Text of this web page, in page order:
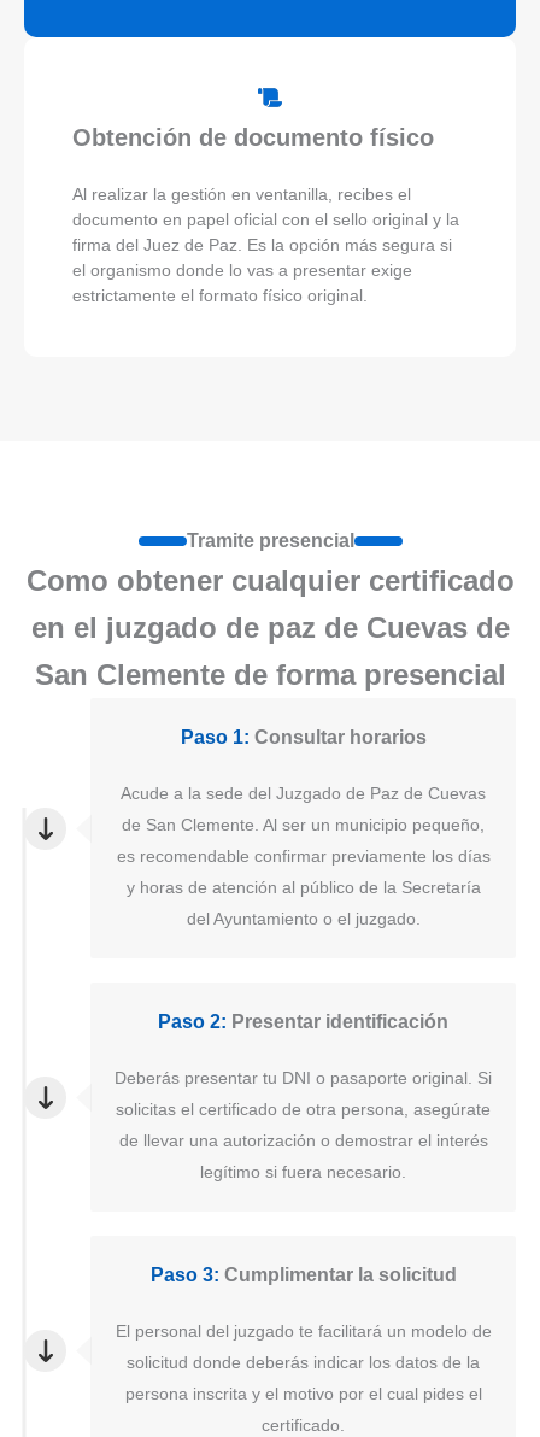
Obtención de documento físico
Al realizar la gestión en ventanilla, recibes el
documento en papel oficial con el sello original y la
firma del Juez de Paz. Es la opción más segura si
el organismo donde lo vas a presentar exige
estrictamente el formato físico original.
Tramite presencial
Como obtener cualquier certificado
en el juzgado de paz de Cuevas de
San Clemente de forma presencial
Paso 1: Consultar horarios
Acude a la sede del Juzgado de Paz de Cuevas
de San Clemente. Al ser un municipio pequeño,
es recomendable confirmar previamente los días
y horas de atención al público de la Secretaría
del Ayuntamiento o el juzgado.
Paso 2: Presentar identificación
Deberás presentar tu DNI o pasaporte original. Si
solicitas el certificado de otra persona, asegúrate
de llevar una autorización o demostrar el interés
legítimo si fuera necesario.
Paso 3: Cumplimentar la solicitud
El personal del juzgado te facilitará un modelo de
solicitud donde deberás indicar los datos de la
persona inscrita y el motivo por el cual pides el
certificado.